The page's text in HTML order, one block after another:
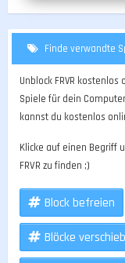
Finde verwandte
Unblock FRVR
Spiele für dein
kannst du kostenlos
Klicke auf einen Begriff
FRVR zu finden ;)
Block befreien
Blöcke